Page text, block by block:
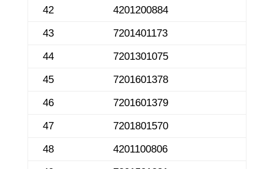
42
4201200884
43
7201401173
44
7201301075
45
7201601378
46
7201601379
47
7201801570
48
4201100806